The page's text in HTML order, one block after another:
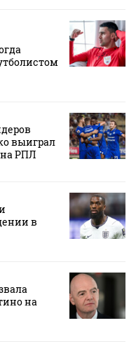
выиграл
РПЛ
в
на